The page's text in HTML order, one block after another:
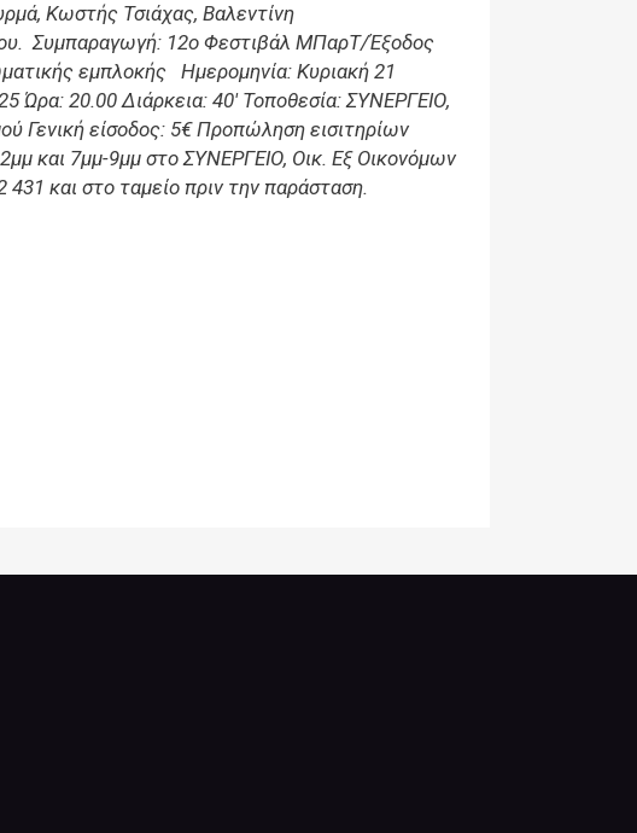
Κωστής Τσιάχας, Βαλεντίνη
Συμπαραγωγή: 12ο Φεστιβάλ ΜΠαρΤ/Έξοδος
εμπλοκής Ημερομηνία: Κυριακή 21
Ώρα: 20.00 Διάρκεια: 40' Τοποθεσία: ΣΥΝΕΡΓΕΙΟ,
Γενική είσοδος: 5€ Προπώληση εισιτηρίων
και 7μμ-9μμ στο ΣΥΝΕΡΓΕΙΟ, Οικ. Εξ Οικονόμων
431 και στο ταμείο πριν την παράσταση.